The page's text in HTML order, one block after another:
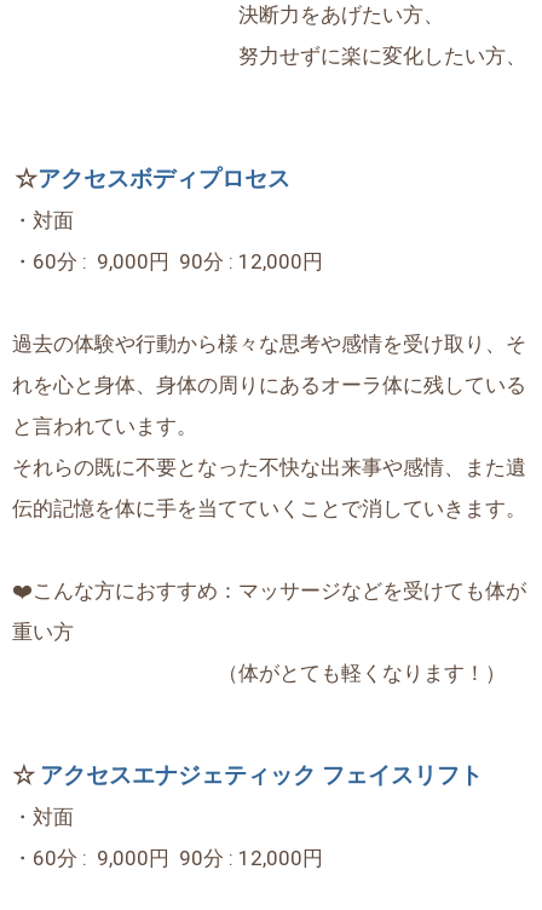
決断力をあげたい方、
努力せずに楽に変化したい方、
☆アクセスボディプロセス
・対面
・60分 : 9,000円 90分 : 12,000円
過去の体験や行動から様々な思考や感情を受け取り、そ
れを心と身体、身体の周りにあるオーラ体に残している
と言われています。
それらの既に不要となった不快な出来事や感情、また遺
伝的記憶を体に手を当てていくことで消していきます。
❤️こんな方におすすめ：マッサージなどを受けても体が
重い方
（体がとても軽くなります！）
☆ アクセスエナジェティック フェイスリフト
・対面
・60分 : 9,000円 90分 : 12,000円